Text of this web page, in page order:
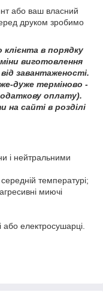
або ваш власний
друком зробимо
клієнта в порядку
виготовлення
завантаженості.
дуже терміново -
оплату).
сайті в розділі
і нейтральними
температурі;
миючі
електросушарці.